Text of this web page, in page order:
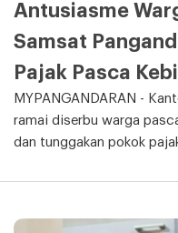
Antusiasme
Samsat
Pajak Pasca
MYPANGANDARAN -
ramai diserbu warga
dan tunggakan pokok